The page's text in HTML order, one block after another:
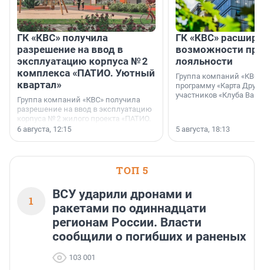
ГК «КВС» получила
разрешение на ввод в
эксплуатацию корпуса № 2
комплекса «ПАТИО. Уютный
квартал»
Группа компаний «КВС» получила
разрешение на ввод в эксплуатацию
корпуса № 2 жилого проекта «ПАТИО.
Уютный квартал», расположенного во
6 августа, 12:15
ГК «КВС»
возможности
лояльности
Группа компаний
программу «Карта
участников «Клуба
5 августа, 18:13
ТОП 5
1
ВСУ ударили дронами и
ракетами по одиннадцати
регионам России. Власти
сообщили о погибших и раненых
103 001